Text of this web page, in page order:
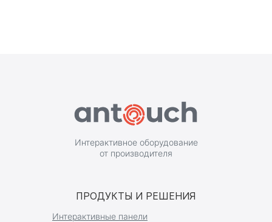
Интерактивное оборудование
от производителя
ПРОДУКТЫ И РЕШЕНИЯ
Интерактивные панели